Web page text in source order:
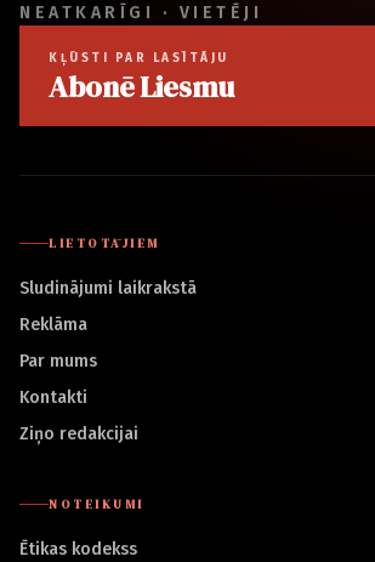
NEATKARĪGI · VIETĒJI
KĻŪSTI PAR LASĪTĀJU
Abonē Liesmu
LIETOTĀJIEM
Sludinājumi laikrakstā
Reklāma
Par mums
Kontakti
Ziņo redakcijai
NOTEIKUMI
Ētikas kodekss